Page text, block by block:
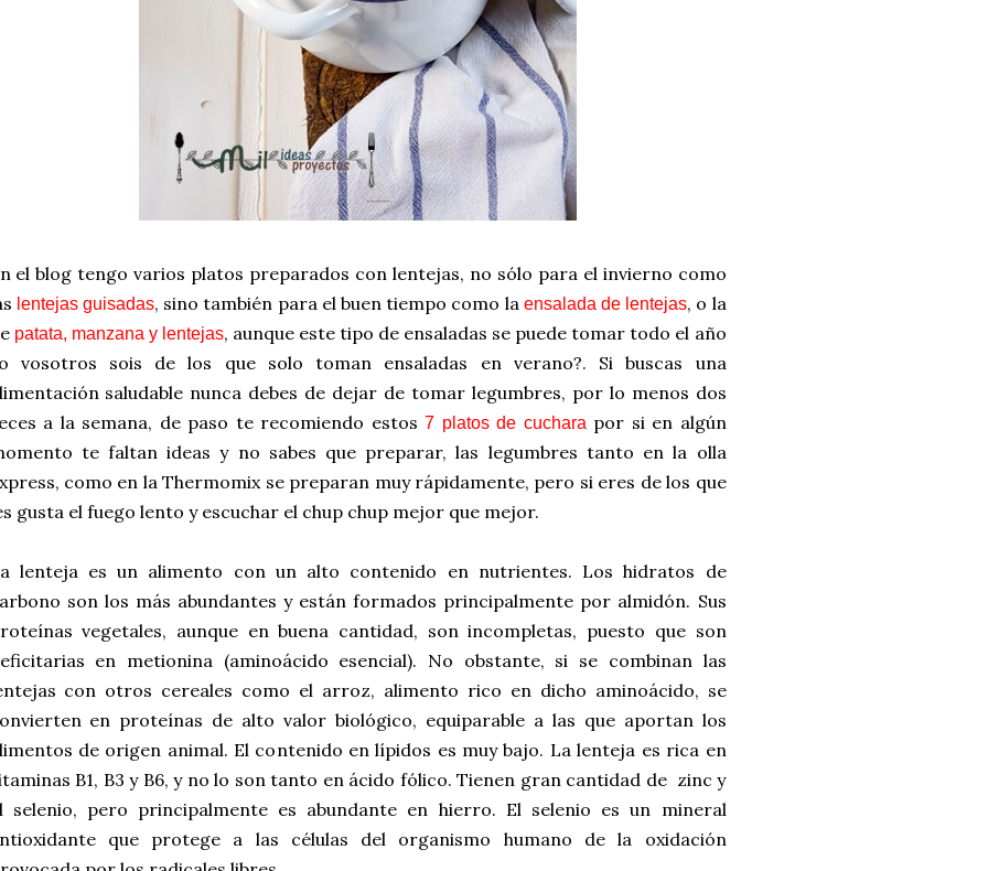
el blog tengo varios platos preparados con lentejas, no sólo para el invierno como
lentejas guisadas, sino también para el buen tiempo como la ensalada de lentejas, o la
patata, manzana y lentejas, aunque este tipo de ensaladas se puede tomar todo el año
vosotros sois de los que solo toman ensaladas en verano?. Si buscas una
saludable nunca debes de dejar de tomar legumbres, por lo menos dos
a la semana, de paso te recomiendo estos 7 platos de cuchara por si en algún
te faltan ideas y no sabes que preparar, las legumbres tanto en la olla
como en la Thermomix se preparan muy rápidamente, pero si eres de los que
gusta el fuego lento y escuchar el chup chup mejor que mejor.
lenteja es un alimento con un alto contenido en nutrientes. Los hidratos de
son los más abundantes y están formados principalmente por almidón. Sus
vegetales, aunque en buena cantidad, son incompletas, puesto que son
en metionina (aminoácido esencial). No obstante, si se combinan las
con otros cereales como el arroz, alimento rico en dicho aminoácido, se
en proteínas de alto valor biológico, equiparable a las que aportan los
de origen animal. El contenido en lípidos es muy bajo. La lenteja es rica en
B1, B3 y B6, y no lo son tanto en ácido fólico. Tienen gran cantidad de zinc y
selenio, pero principalmente es abundante en hierro. El selenio es un mineral
que protege a las células del organismo humano de la oxidación